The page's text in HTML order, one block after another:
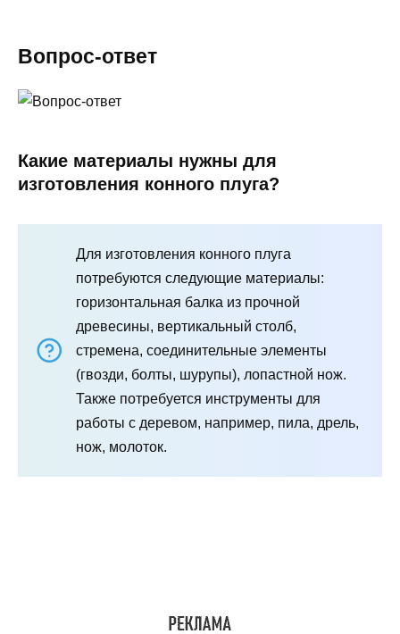
Вопрос-ответ
Какие материалы нужны для
изготовления конного плуга?
Для изготовления конного плуга
потребуются следующие материалы:
горизонтальная балка из прочной
древесины, вертикальный столб,
стремена, соединительные элементы
(гвозди, болты, шурупы), лопастной нож.
Также потребуется инструменты для
работы с деревом, например, пила, дрель,
нож, молоток.